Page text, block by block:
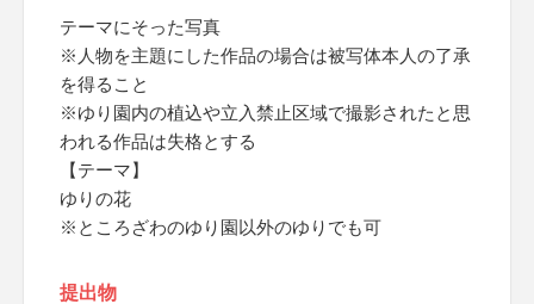
テーマにそった写真
※人物を主題にした作品の場合は被写体本人の了承
を得ること
※ゆり園内の植込や立入禁止区域で撮影されたと思
われる作品は失格とする
【テーマ】
ゆりの花
※ところざわのゆり園以外のゆりでも可
提出物